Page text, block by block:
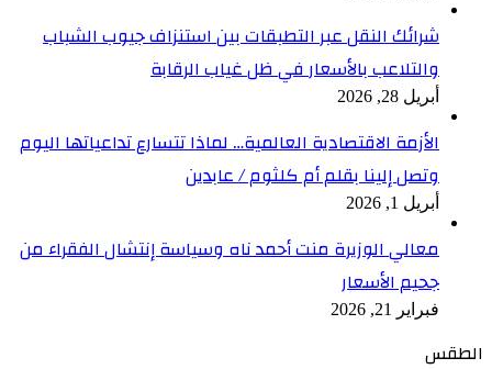
شرائك النقل عبر التطبقات بين استنزاف جيوب الشباب
والتلاعب بالأسعار في ظل غياب الرقابة
أبريل 28, 2026
الأزمة الاقتصادية العالمية… لماذا تتسارع تداعياتها اليوم
وتصل إلينا بقلم أم كلثوم / عابدين
أبريل 1, 2026
معالي الوزيرة منت أحمد ناه وسياسة إنتشال الفقراء من
جحيم الأسعار
فبراير 21, 2026
الطقس